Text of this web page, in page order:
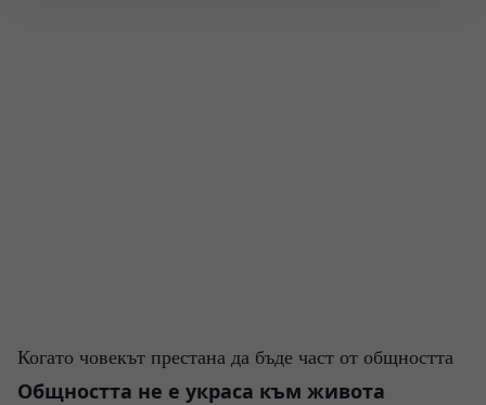
Когато човекът престана да бъде част от общността
Общността не е украса към живота